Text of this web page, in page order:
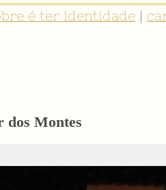
é ter identidade |
dos Montes